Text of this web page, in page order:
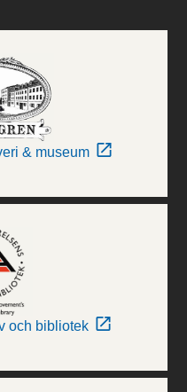
& museum
och bibliotek